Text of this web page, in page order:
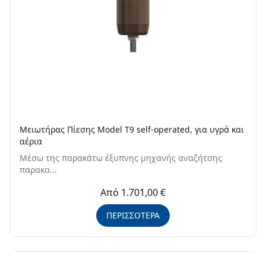
Μειωτήρας Πίεσης Model T9 self-operated, για υγρά και
αέρια
Μέσω της παρακάτω έξυπνης μηχανής αναζήτσης
παρακα...
Από 1.701,00 €
ΠΕΡΙΣΣΟΤΕΡΑ